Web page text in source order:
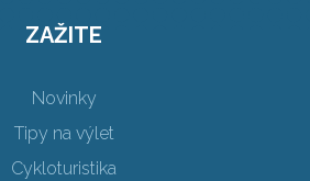
ZAŽITE
Novinky
Tipy na výlet
Cykloturistika